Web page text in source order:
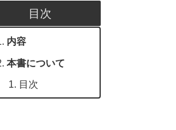
目次
内容
本書について
目次